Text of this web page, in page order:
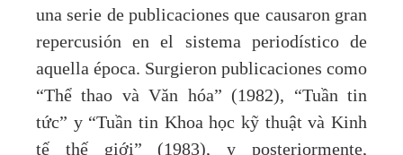
una serie de publicaciones que causaron gran
repercusión en el sistema periodístico de
aquella época. Surgieron publicaciones como
“Thể thao và Văn hóa” (1982), “Tuần tin
tức” y “Tuần tin Khoa học kỹ thuật và Kinh
tế thế giới” (1983), y posteriormente,